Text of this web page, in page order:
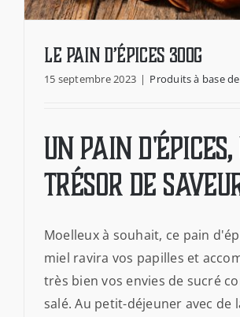
Le Pain d’épices 300g
Le Pain d’épices 300g
15 septembre 2023 | Produits à base
Un pain
trésor de
Moelleux à souhait, ce pain
miel ravira vos papilles et
très bien vos envies de sucré
salé. Au petit-déjeuner avec de